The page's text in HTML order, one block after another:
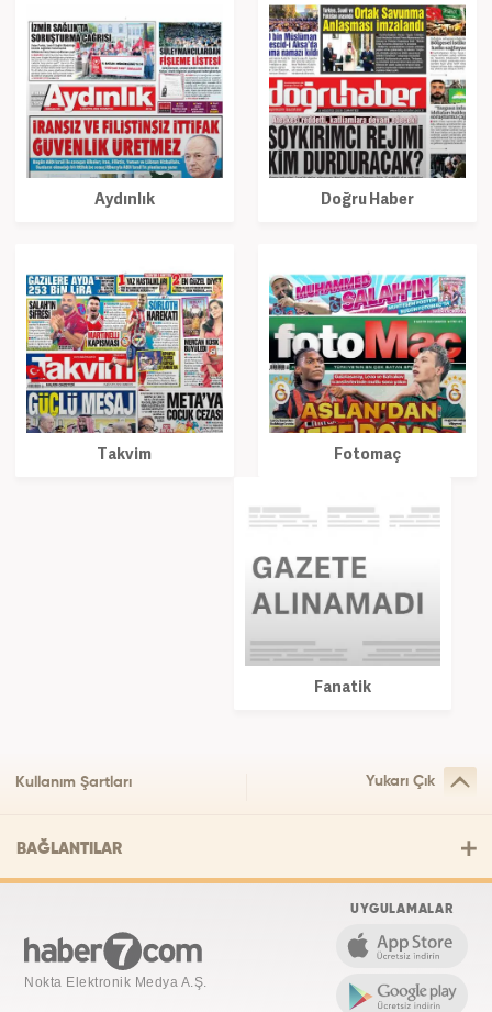
Aydınlık Doğru Haber
Takvim Fotomaç
Fanatik
Kullanım Şartları Yukarı Çık
BAĞLANTILAR
Nokta Elektronik Medya A.Ş.
UYGULAMALAR